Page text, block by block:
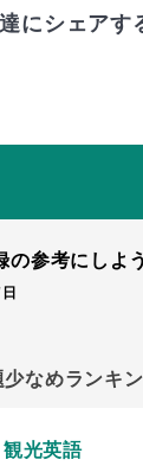
にシェアす
の参考にしよ
少なめランキ
観光英語